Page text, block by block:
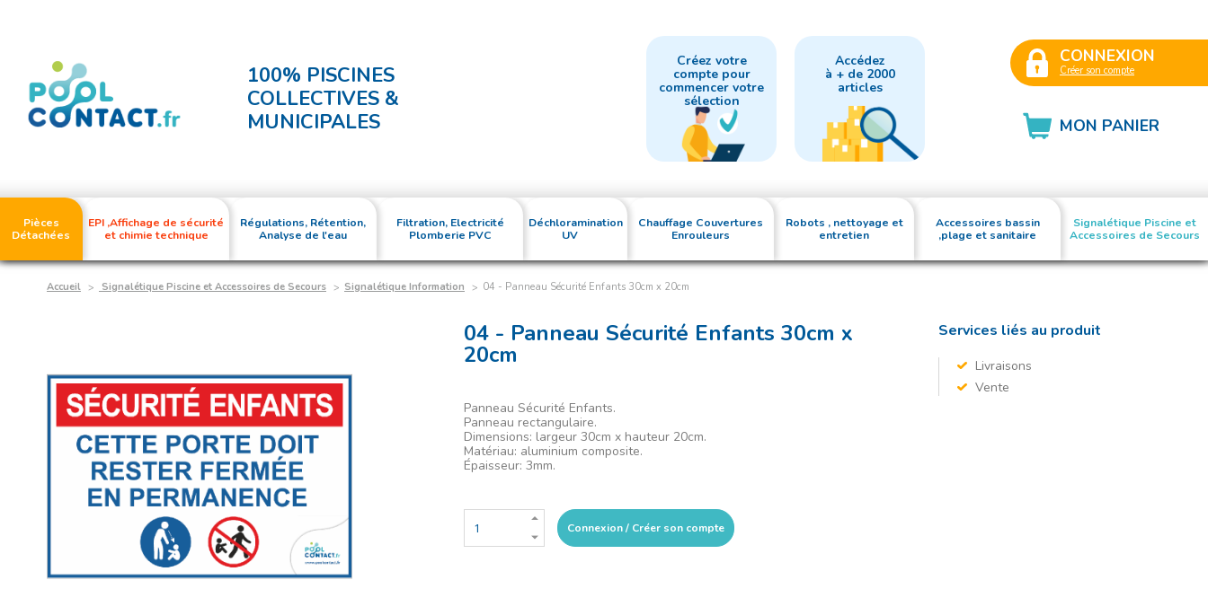
100% PISCINES
COLLECTIVES &
MUNICIPALES
Créez votre
compte pour
commencer votre
sélection
Accédez
à + de 2000
articles
CONNEXION
Créer son compte
MON PANIER
Pièces
Détachées
EPI ,Affichage de sécurité
et chimie technique
Régulations, Rétention,
Analyse de l'eau
Filtration, Electricité
Plomberie PVC
Déchloramination
UV
Chauffage Couvertures
Enrouleurs
Robots , nettoyage et
entretien
Accessoires bassin
,plage et sanitaire
Signalétique Piscine et
Accessoires de Secours
Accueil Signalétique Piscine et Accessoires de Secours Signalétique Information 04 - Panneau Sécurité Enfants 30cm x 20cm
04 - Panneau Sécurité Enfants 30cm x
20cm
Panneau Sécurité Enfants.
Panneau rectangulaire.
Dimensions: largeur 30cm x hauteur 20cm.
Matériau: aluminium composite.
Épaisseur: 3mm.
Connexion / Créer son compte
Services liés au produit
Livraisons
Vente